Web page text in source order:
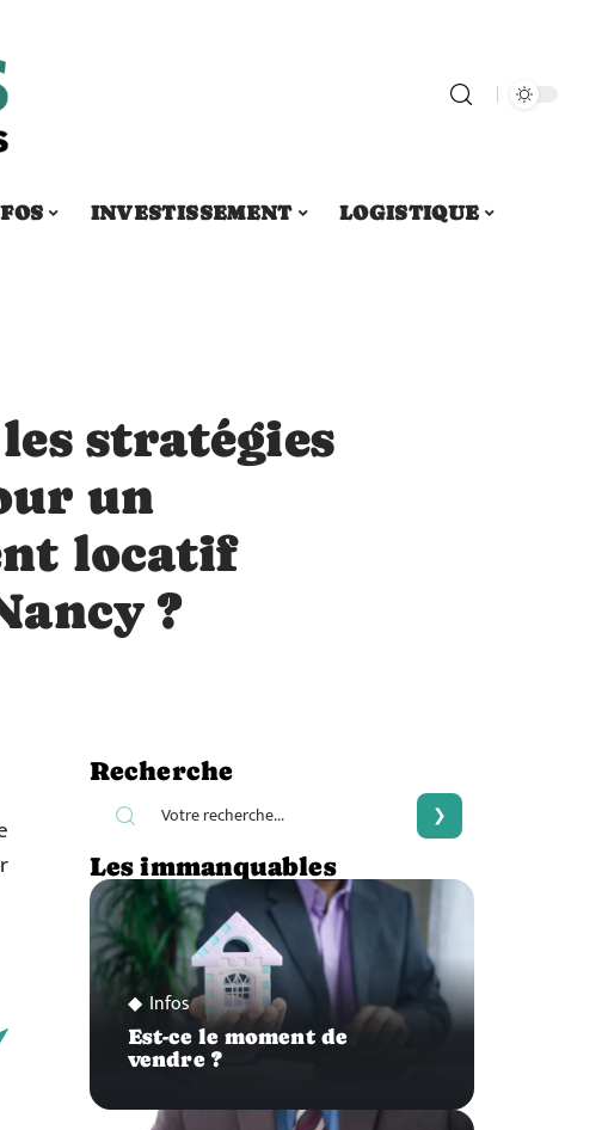
INVESTISSEMENT
LOGISTIQUE
stratégies
un
locatif
?
Recherche
Les immanquables
Infos
Est-ce le moment de
vendre ?